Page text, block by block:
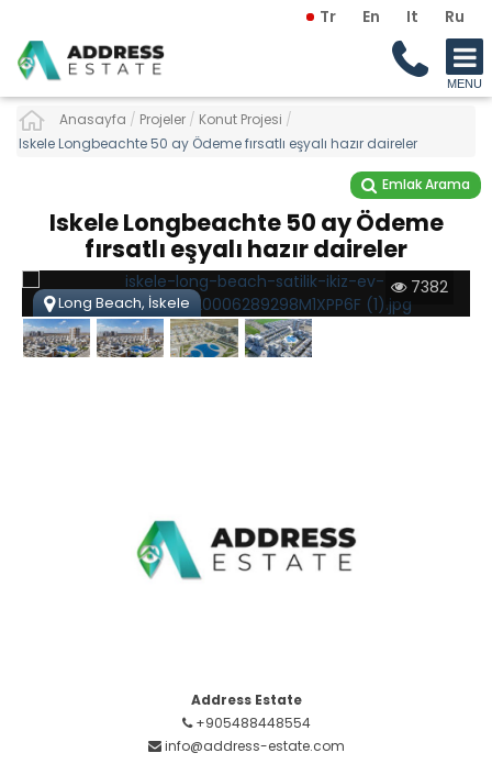
Tr En It Ru
Anasayfa / Projeler / Konut Projesi /
Iskele Longbeachte 50 ay Ödeme fırsatlı eşyalı hazır daireler
Emlak Arama
Iskele Longbeachte 50 ay Ödeme
fırsatlı eşyalı hazır daireler
7382
Long Beach, İskele
Address Estate
+905488448554
info@address-estate.com